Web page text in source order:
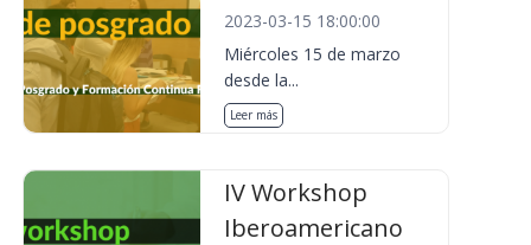
2023-03-15 18:00:00
Miércoles 15 de marzo
desde la...
Leer más
IV Workshop
Iberoamericano